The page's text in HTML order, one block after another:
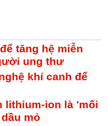
tăng hệ miễn
ung thư
khí canh để
lithium-ion là 'mối
mỏ